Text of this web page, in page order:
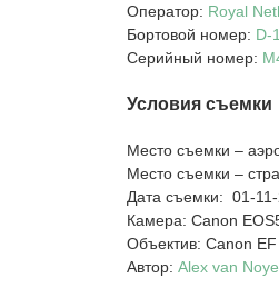
Оператор: Royal
Бортовой номер: D-
Серийный номер:
Условия съемки
Место съемки –
Место съемки –
Дата съемки: 01-11-
Камера: Canon
Объектив: Canon
Автор: Alex van Noye